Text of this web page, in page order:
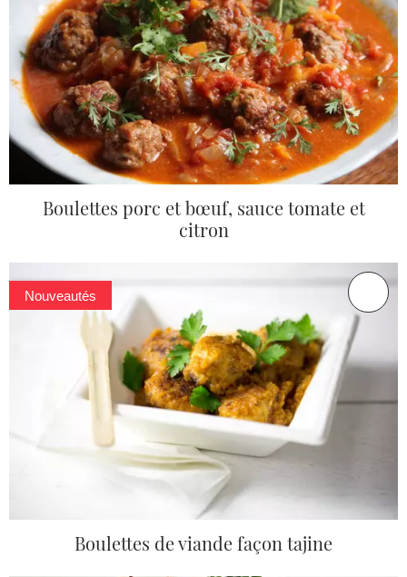
Boulettes porc et bœuf, sauce tomate et
citron
Nouveautés
Boulettes de viande façon tajine